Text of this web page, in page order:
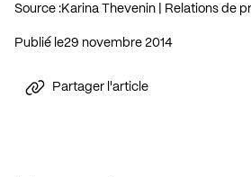
Source :Karina Thevenin | Relations de
Publié le 29 novembre 2014
Partager l'article